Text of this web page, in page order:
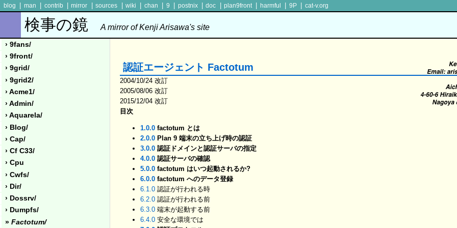
blog man contrib mirror sources wiki chan 9 postnix doc plan9front harmful 9P cat-v.org
検事の鏡 A mirror of Kenji Arisawa's site
› 9fans/
› 9front/
› 9grid/
› 9grid2/
› Acme1/
› Admin/
› Aquarela/
› Blog/
› Cap/
› Cf C33/
› Cpu
› Cwfs/
› Dir/
› Dossrv/
› Dumpfs/
» Factotum/
認証エージェント Factotum
2004/10/24 改訂
2005/08/06 改訂
2015/12/04 改訂
目次
1.0.0factotum とは
2.0.0Plan 9 端末の立ち上げ時の認証
3.0.0認証ドメインと認証サーバの指定
4.0.0認証サーバの確認
5.0.0factotum はいつ起動されるか?
6.0.0factotum へのデータ登録
6.1.0認証が行われる時
6.2.0認証が行われる前
6.3.0端末が起動する前
6.4.0安全な環境では